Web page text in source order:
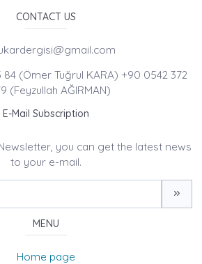
CONTACT US
(Ömer Tuğrul KARA) +90 0542 372
(Feyzullah AĞIRMAN)
E-Mail Subscription
you can get the latest news
to your e-mail.
MENU
Home page